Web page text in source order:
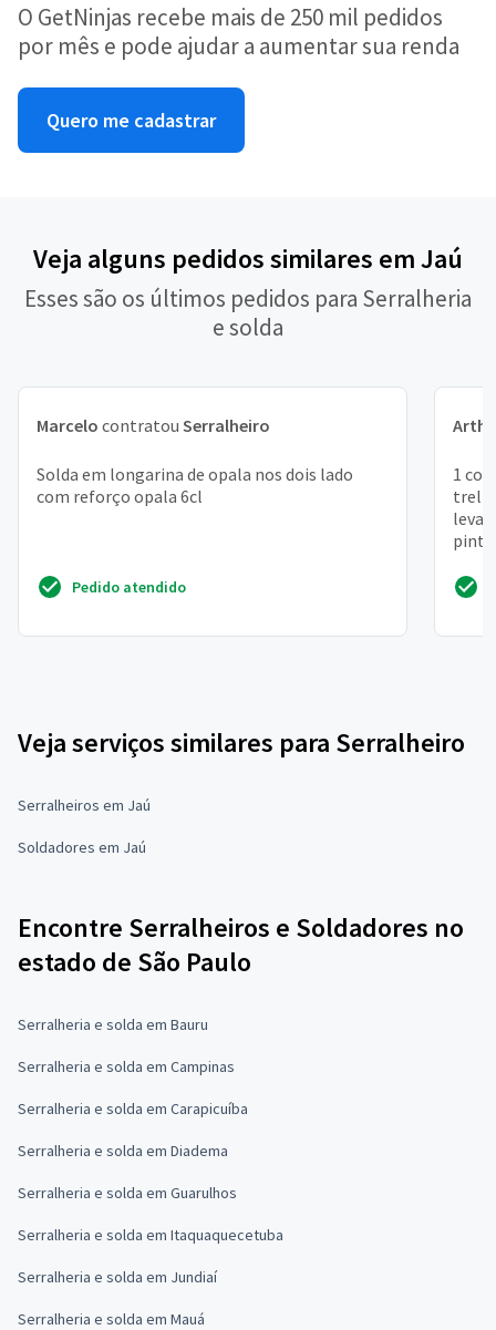
O GetNinjas recebe mais de 250 mil pedidos
por mês e pode ajudar a aumentar sua renda
Quero me cadastrar
Veja alguns pedidos similares em Jaú
Esses são os últimos pedidos para Serralheria
e solda
Marcelo contratou Serralheiro
Solda em longarina de opala nos dois lado
com reforço opala 6cl
Pedido atendido
1
Veja serviços similares para Serralheiro
Serralheiros em Jaú
Soldadores em Jaú
Encontre Serralheiros e Soldadores no
estado de São Paulo
Serralheria e solda em Bauru
Serralheria e solda em Campinas
Serralheria e solda em Carapicuíba
Serralheria e solda em Diadema
Serralheria e solda em Guarulhos
Serralheria e solda em Itaquaquecetuba
Serralheria e solda em Jundiaí
Serralheria e solda em Mauá